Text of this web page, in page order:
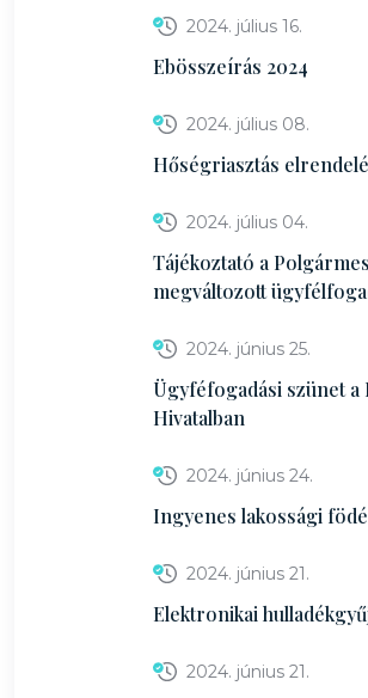
2024. július 16.
Ebösszeírás 2024
2024. július 08.
Hőségriasztás
2024. július 04.
Tájékoztató a
megváltozott
2024. június 25.
Ügyféfogadási szünet
Hivatalban
2024. június 24.
Ingyenes lakossági
2024. június 21.
Elektronikai
2024. június 21.